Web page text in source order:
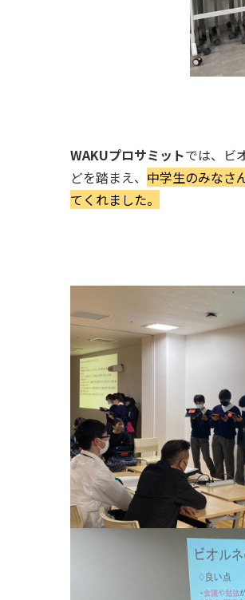
WAKUプロサミットでは、ビ
どを踏まえ、 中学生のみなさ
てくれました。